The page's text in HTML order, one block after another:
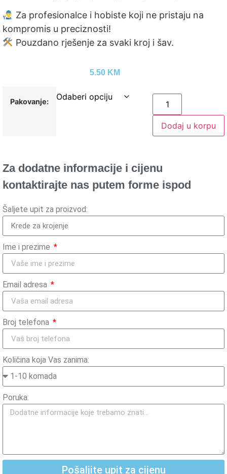
Za profesionalce i hobiste koji ne pristaju na
kompromis u preciznosti!
Pouzdano rješenje za svaki kroj i šav.
5.50 KM
Pakovanje:
Dodaj u korpu
Za dodatne informacije i cijenu
kontaktirajte nas putem forme ispod
Šaljete upit za proizvod:
Ime i prezime
Email adresa
Broj telefona
Količina koja Vas zanima:
Poruka:
Pošaljite upit za cijenu